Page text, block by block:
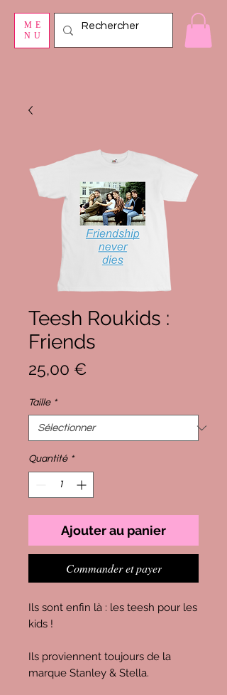
ME
NU
Teesh Roukids :
Friends
25,00 €
Taille *
Quantité *
Ajouter au panier
Commander et payer
Ils sont enfin là : les teesh pour les
kids !
Ils proviennent toujours de la
marque Stanley & Stella.